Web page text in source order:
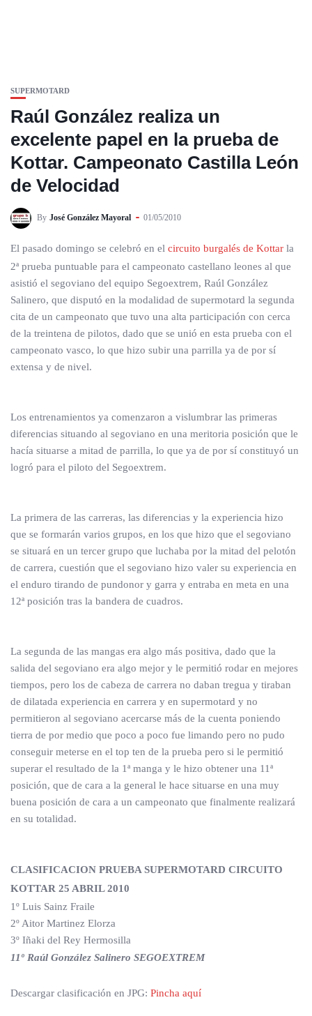
SUPERMOTARD
Raúl González realiza un
excelente papel en la prueba de
Kottar. Campeonato Castilla León
de Velocidad
By José González Mayoral 01/05/2010
El pasado domingo se celebró en el circuito burgalés de Kottar la
2ª prueba puntuable para el campeonato castellano leones al que
asistió el segoviano del equipo Segoextrem, Raúl González
Salinero, que disputó en la modalidad de supermotard la segunda
cita de un campeonato que tuvo una alta participación con cerca
de la treintena de pilotos, dado que se unió en esta prueba con el
campeonato vasco, lo que hizo subir una parrilla ya de por sí
extensa y de nivel.
Los entrenamientos ya comenzaron a vislumbrar las primeras
diferencias situando al segoviano en una meritoria posición que le
hacía situarse a mitad de parrilla, lo que ya de por sí constituyó un
logró para el piloto del Segoextrem.
La primera de las carreras, las diferencias y la experiencia hizo
que se formarán varios grupos, en los que hizo que el segoviano
se situará en un tercer grupo que luchaba por la mitad del pelotón
de carrera, cuestión que el segoviano hizo valer su experiencia en
el enduro tirando de pundonor y garra y entraba en meta en una
12ª posición tras la bandera de cuadros.
La segunda de las mangas era algo más positiva, dado que la
salida del segoviano era algo mejor y le permitió rodar en mejores
tiempos, pero los de cabeza de carrera no daban tregua y tiraban
de dilatada experiencia en carrera y en supermotard y no
permitieron al segoviano acercarse más de la cuenta poniendo
tierra de por medio que poco a poco fue limando pero no pudo
conseguir meterse en el top ten de la prueba pero si le permitió
superar el resultado de la 1ª manga y le hizo obtener una 11ª
posición, que de cara a la general le hace situarse en una muy
buena posición de cara a un campeonato que finalmente realizará
en su totalidad.
CLASIFICACION PRUEBA SUPERMOTARD CIRCUITO
KOTTAR 25 ABRIL 2010
1º Luis Sainz Fraile
2º Aitor Martinez Elorza
3º Iñaki del Rey Hermosilla
11º Raúl González Salinero SEGOEXTREM
Descargar clasificación en JPG: Pincha aquí